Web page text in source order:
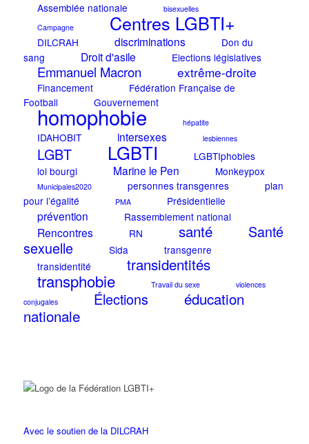
Assemblée nationale
bisexuelles
Campagne
Centres LGBTI+
DILCRAH discriminations
Don du
sang
Droit d'asile Elections législatives
Emmanuel Macron extrême-droite
Financement
Fédération Française de
Football
Gouvernement
homophobie hépatite
IDAHOBIT intersexes lesbiennes
LGBT LGBTI
LGBTIphobies
loi bourgi
Marine le Pen Monkeypox
Municipales2020 personnes transgenres
plan
pour l’égalité
PMA Présidentielle
prévention Rassemblement national
Rencontres RN santé
Santé
sexuelle
Sida
transgenre
transidentité
transidentités
transphobie Travail du sexe
violences
conjugales
Élections
éducation
nationale
Avec le soutien de la DILCRAH